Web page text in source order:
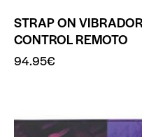
STRAP ON
CONTROL REMOTO
94.95€